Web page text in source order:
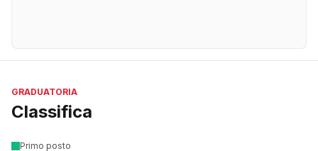
GRADUATORIA
Classifica
Primo posto